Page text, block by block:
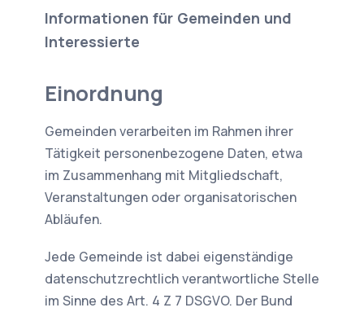
Informationen für Gemeinden und
Interessierte
Einordnung
Gemeinden verarbeiten im Rahmen ihrer
Tätigkeit personenbezogene Daten, etwa
im Zusammenhang mit Mitgliedschaft,
Veranstaltungen oder organisatorischen
Abläufen.
Jede Gemeinde ist dabei eigenständige
datenschutzrechtlich verantwortliche Stelle
im Sinne des Art. 4 Z 7 DSGVO. Der Bund